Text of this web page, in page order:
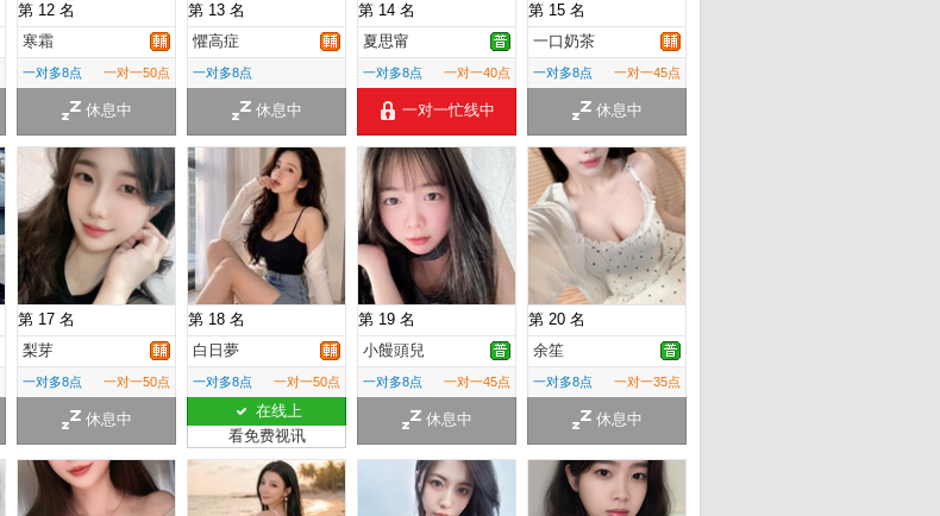
第 12 名
寒霜
一对多8点 一对一50点
休息中
第 13 名
懼高症
一对多8点
休息中
第 14 名
夏思甯
一对多8点 一对一40点
一对一忙线中
第 15 名
一口奶茶
一对多8点 一对一45点
休息中
第 17 名
梨芽
一对多8点 一对一50点
休息中
第 18 名
白日夢
一对多8点 一对一50点
在线上
看免费视讯
第 19 名
小饅頭兒
一对多8点 一对一45点
休息中
第 20 名
余笙
一对多8点 一对一35点
休息中